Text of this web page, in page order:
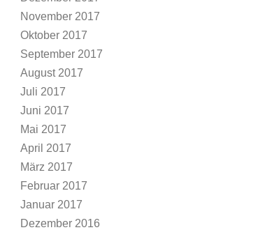
November 2017
Oktober 2017
September 2017
August 2017
Juli 2017
Juni 2017
Mai 2017
April 2017
März 2017
Februar 2017
Januar 2017
Dezember 2016